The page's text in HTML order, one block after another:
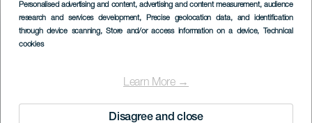
Personalised advertising and content, advertising and content measurement, audience
research and services development, Precise geolocation data, and identification
through device scanning, Store and/or access information on a device, Technical
cookies
Learn More →
Disagree and close
Imagen
Listado